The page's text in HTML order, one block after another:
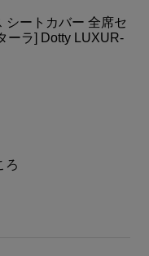
シートカバー 全席セ
ーラ] Dotty LUXUR-
ろ